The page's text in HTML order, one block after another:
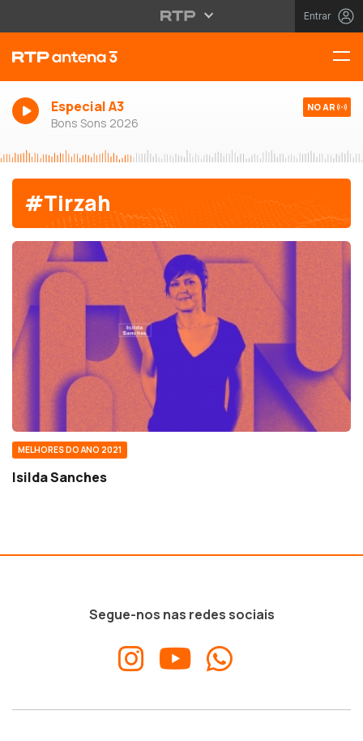
Entrar
Especial A3
Bons Sons 2026
NO AR
#Tirzah
MELHORES DO ANO 2021
Isilda Sanches
Segue-nos nas redes sociais